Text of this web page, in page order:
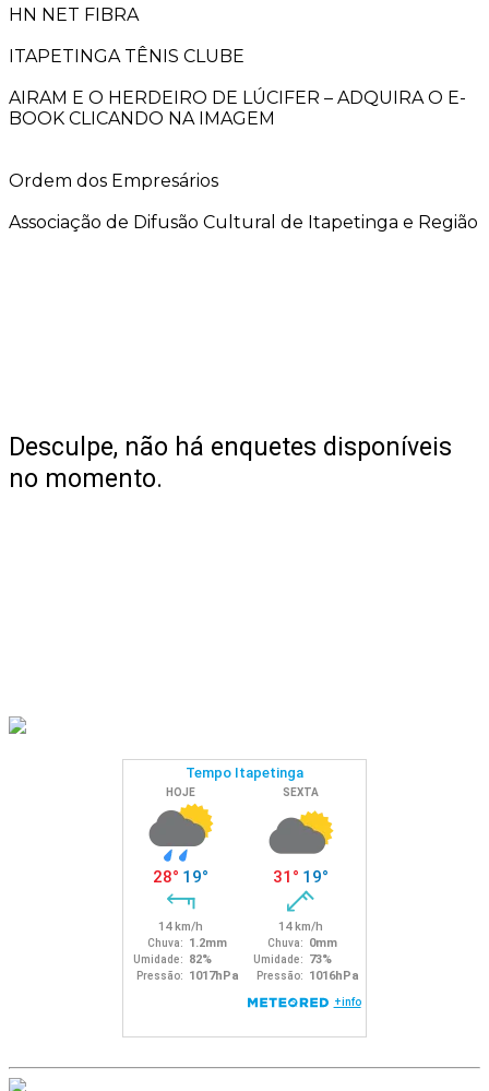
HN NET FIBRA
ITAPETINGA TÊNIS CLUBE
AIRAM E O HERDEIRO DE LÚCIFER – ADQUIRA O E-
BOOK CLICANDO NA IMAGEM
Ordem dos Empresários
Associação de Difusão Cultural de Itapetinga e Região
Desculpe, não há enquetes disponíveis
no momento.